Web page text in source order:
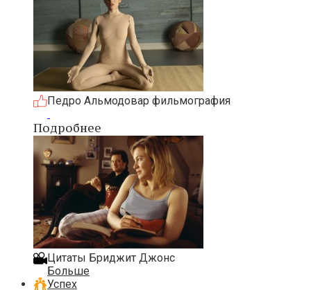
Педро Альмодовар фильмография
Подробнее
Цитаты Бриджит Джонс
Больше
Успех